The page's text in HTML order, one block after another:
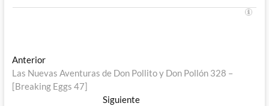
Navegación
de
AnteriorEntrada
anterior:
Las Nuevas Aventuras de Don Pollito y Don Pollón 328 –
[Breaking Eggs 47]
SiguienteEntrada